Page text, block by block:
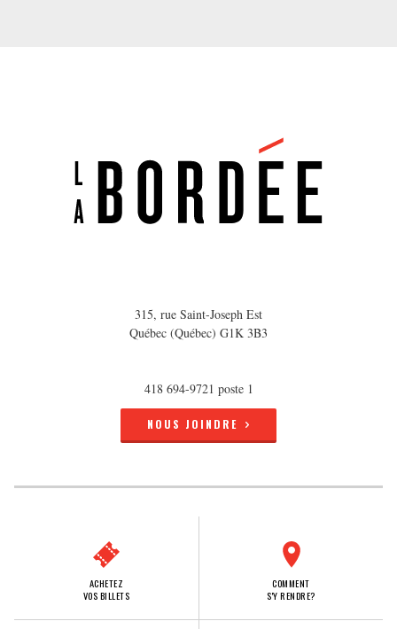
315, rue Saint-Joseph Est
Québec (Québec) G1K 3B3
418 694-9721 poste 1
NOUS JOINDRE
ACHETEZ
VOS BILLETS
COMMENT
S'Y RENDRE?